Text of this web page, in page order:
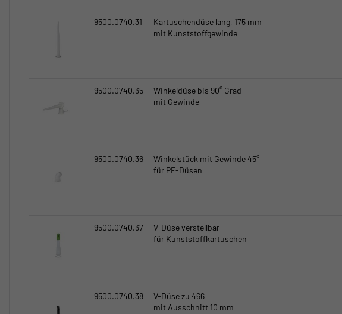
9500.0740.31
Kartuschendüse lang, 175 mm
mit Kunststoffgewinde
9500.0740.35
Winkeldüse bis 90° Grad
mit Gewinde
9500.0740.36
Winkelstück mit Gewinde 45°
für PE-Düsen
9500.0740.37
V-Düse verstellbar
für Kunststoffkartuschen
9500.0740.38
V-Düse zu 466
mit Ausschnitt 10 mm